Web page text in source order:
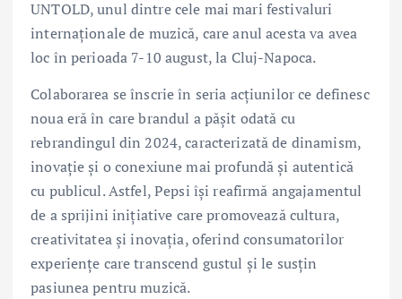
UNTOLD, unul dintre cele mai mari festivaluri
internaționale de muzică, care anul acesta va avea
loc în perioada 7-10 august, la Cluj-Napoca.
Colaborarea se înscrie în seria acțiunilor ce definesc
noua eră în care brandul a pășit odată cu
rebrandingul din 2024, caracterizată de dinamism,
inovație și o conexiune mai profundă și autentică
cu publicul. Astfel, Pepsi își reafirmă angajamentul
de a sprijini inițiative care promovează cultura,
creativitatea și inovația, oferind consumatorilor
experiențe care transcend gustul și le susțin
pasiunea pentru muzică.